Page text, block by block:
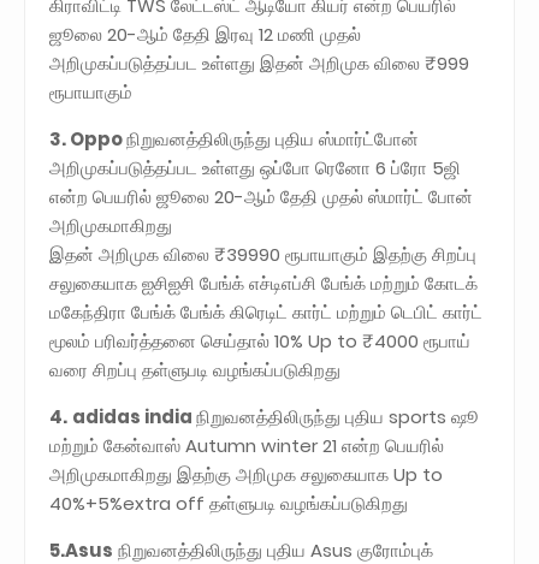
கிராவிட்டி TWS லேட்டஸ்ட் ஆடியோ கியர் என்ற பெயரில்
ஜூலை 20-ஆம் தேதி இரவு 12 மணி முதல்
அறிமுகப்படுத்தப்பட உள்ளது இதன் அறிமுக விலை ₹999
ரூபாயாகும்
3. Oppoநிறுவனத்திலிருந்து புதிய ஸ்மார்ட்போன்
அறிமுகப்படுத்தப்பட உள்ளது ஒப்போ ரெனோ 6 ப்ரோ 5ஜி
என்ற பெயரில் ஜூலை 20-ஆம் தேதி முதல் ஸ்மார்ட் போன்
அறிமுகமாகிறது
இதன் அறிமுக விலை ₹39990 ரூபாயாகும் இதற்கு சிறப்பு
சலுகையாக ஐசிஐசி பேங்க் எச்டிஎப்சி பேங்க் மற்றும் கோடக்
மகேந்திரா பேங்க் பேங்க் கிரெடிட் கார்ட் மற்றும் டெபிட் கார்ட்
மூலம் பரிவர்த்தனை செய்தால் 10% Up to ₹4000 ரூபாய்
வரை சிறப்பு தள்ளுபடி வழங்கப்படுகிறது
4. adidas indiaநிறுவனத்திலிருந்து புதிய sports ஷூ
மற்றும் கேன்வாஸ் Autumn winter 21 என்ற பெயரில்
அறிமுகமாகிறது இதற்கு அறிமுக சலுகையாக Up to
40%+5%extra off தள்ளுபடி வழங்கப்படுகிறது
5.Asus நிறுவனத்திலிருந்து புதிய Asus குரோம்புக்